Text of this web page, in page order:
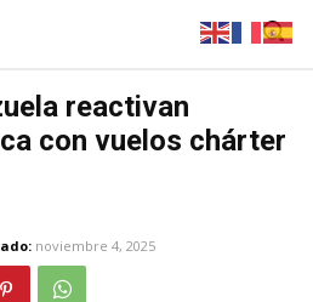
reactivan
con vuelos chárter
noviembre 4, 2025